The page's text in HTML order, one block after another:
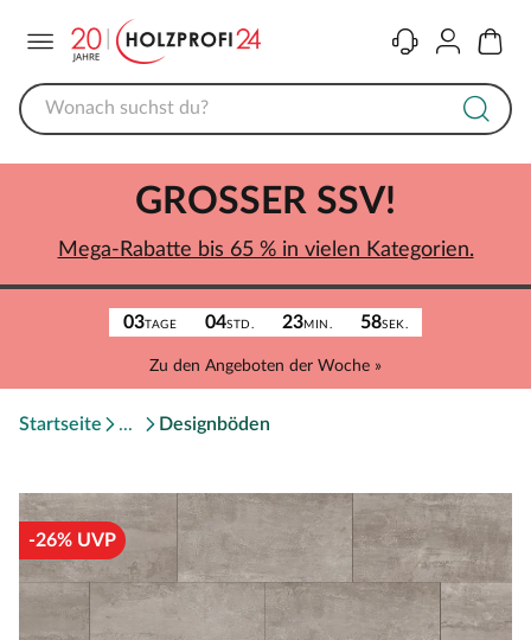
KontaktKonto
03TAGE 04STD. 23MIN. 58SEK.
Zu den Angeboten der Woche »
GROSSER SSV!
Mega-Rabatte bis 65 % in vielen Kategorien.
Startseite Designböden
-26% UVP